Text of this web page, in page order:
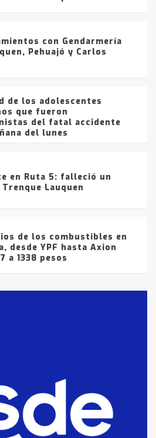
con Gendarmería
Pehuajó y Carlos
de los adolescentes
que fueron
del fatal accidente
del lunes
en Ruta 5: falleció un
Lauquen
de los combustibles en
desde YPF hasta Axion
a 1338 pesos
por
de drogas en la
se vendió el edificio de